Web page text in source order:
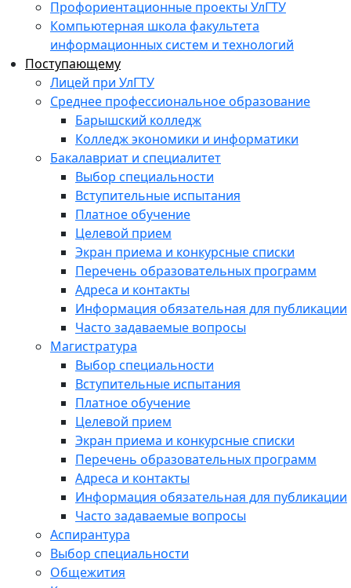
Профориентационные проекты УлГТУ
Компьютерная школа факультета
информационных систем и технологий
Поступающему
Лицей при УлГТУ
Среднее профессиональное образование
Барышский колледж
Колледж экономики и информатики
Бакалавриат и специалитет
Выбор специальности
Вступительные испытания
Платное обучение
Целевой прием
Экран приема и конкурсные списки
Перечень образовательных программ
Адреса и контакты
Информация обязательная для публикации
Часто задаваемые вопросы
Магистратура
Выбор специальности
Вступительные испытания
Платное обучение
Целевой прием
Экран приема и конкурсные списки
Перечень образовательных программ
Адреса и контакты
Информация обязательная для публикации
Часто задаваемые вопросы
Аспирантура
Выбор специальности
Общежития